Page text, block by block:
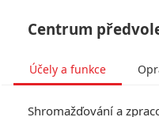
Centrum
Účely a funkce
Shromažďování a